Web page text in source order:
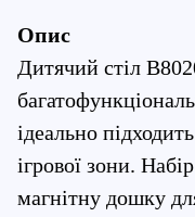
Опис
Дитячий стіл
ідеально
ігрової зони.
магнітну дошку